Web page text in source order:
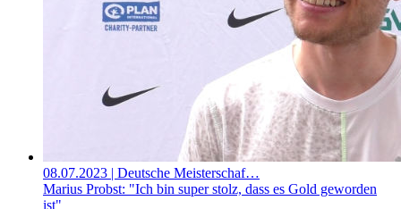
08.07.2023 | Deutsche Meisterschaf…
Marius Probst: "Ich bin super stolz, dass es Gold geworden
ist"